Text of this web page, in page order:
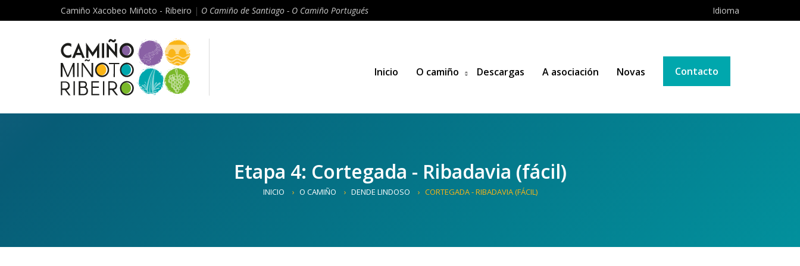
Camiño Xacobeo Miñoto - Ribeiro | O Camiño de Santiago - O Camiño Portugués Idioma
Inicio O camiño Descargas A asociación Novas Contacto
Etapa 4: Cortegada - Ribadavia (fácil)
INICIO O CAMIÑO DENDE LINDOSO CORTEGADA - RIBADAVIA (FÁCIL)